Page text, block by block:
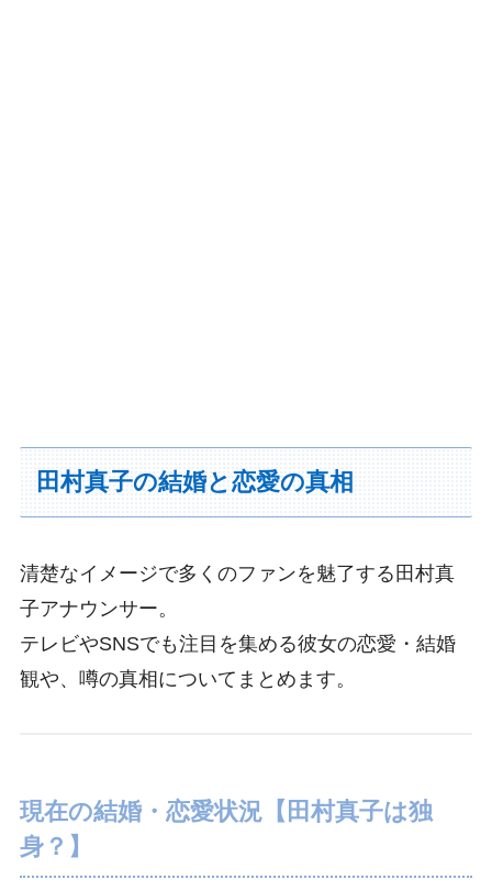
田村真子の結婚と恋愛の真相
清楚なイメージで多くのファンを魅了する田村真
子アナウンサー。
テレビやSNSでも注目を集める彼女の恋愛・結婚
観や、噂の真相についてまとめます。
現在の結婚・恋愛状況【田村真子は独
身？】